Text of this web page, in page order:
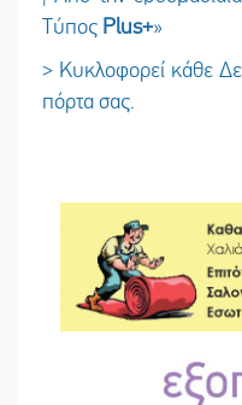
Τύπος Plus+»
> Κυκλοφορεί κάθε
πόρτα σας.